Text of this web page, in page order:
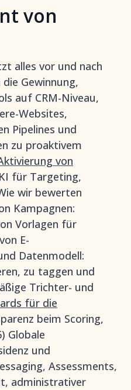
von
alles vor und nach
Gewinnung,
auf CRM-Niveau,
Websites,
Pipelines und
zu proaktivem
von
für Targeting,
wir bewerten
Kampagnen:
Vorlagen für
E-
Datenmodell:
zu taggen und
Trichter- und
für die
beim Scoring,
Globale
und
Assessments,
administrativer